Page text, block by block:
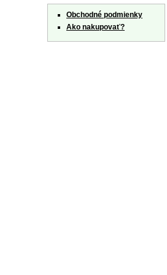
Obchodné podmienky
Ako nakupovať?